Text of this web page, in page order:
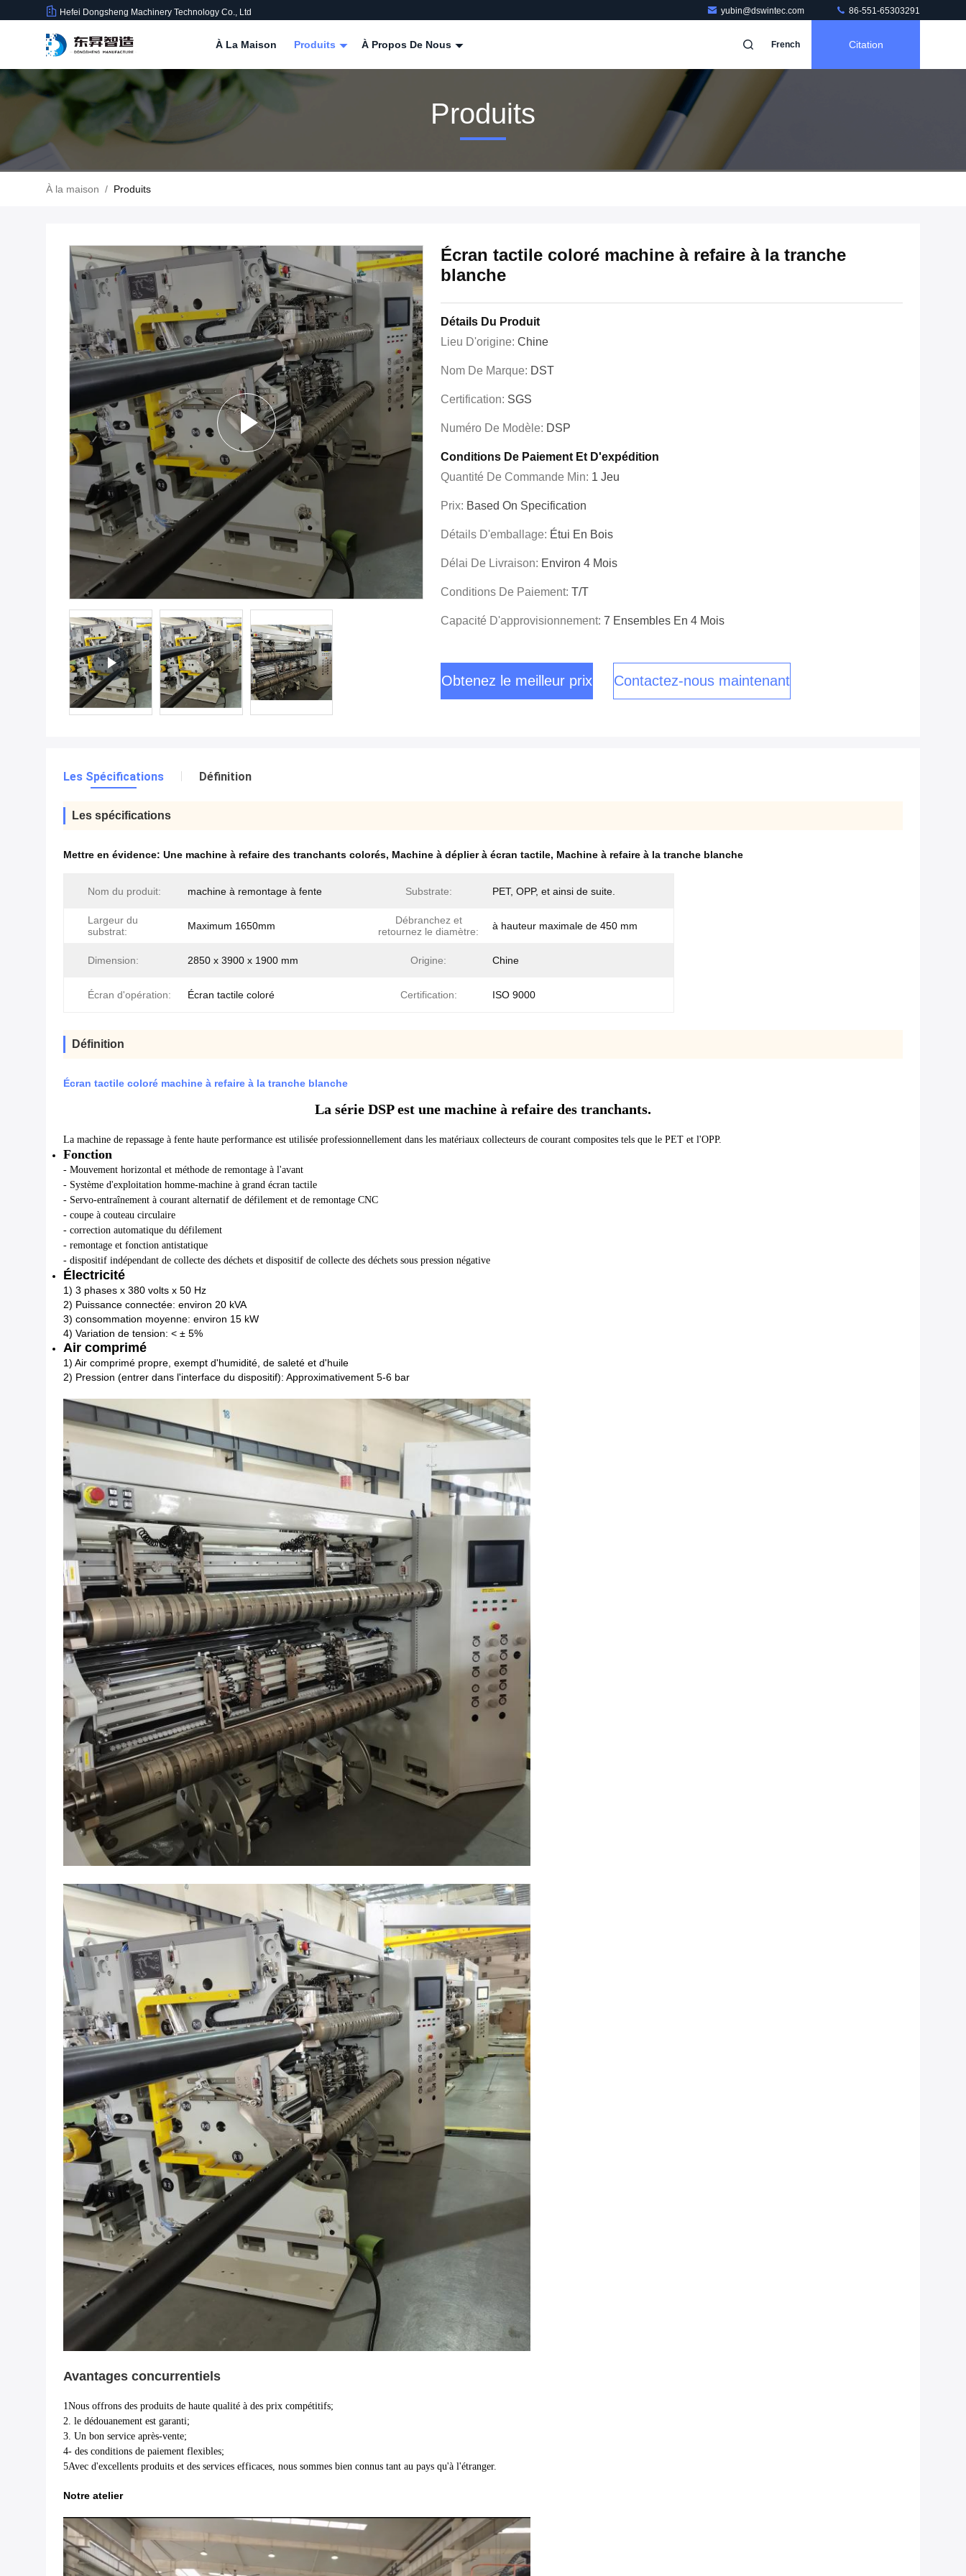
Hefei Dongsheng Machinery Technology Co., Ltd yubin@dswintec.com 86-551-65303291
À La Maison Produits À Propos De Nous French Citation
Produits
À la maison / Produits
Écran tactile coloré machine à refaire à la tranche
blanche
Détails Du Produit
Lieu D'origine: Chine
Nom De Marque: DST
Certification: SGS
Numéro De Modèle: DSP
Conditions De Paiement Et D'expédition
Quantité De Commande Min: 1 Jeu
Prix: Based On Specification
Détails D'emballage: Étui En Bois
Délai De Livraison: Environ 4 Mois
Conditions De Paiement: T/T
Capacité D'approvisionnement: 7 Ensembles En 4 Mois
Obtenez le meilleur prix Contactez-nous maintenant
Les Spécifications Définition
Les spécifications
Mettre en évidence: Une machine à refaire des tranchants colorés, Machine à déplier à écran tactile, Machine à refaire à la tranche blanche
Nom du produit: machine à remontage à fente Substrate: PET, OPP, et ainsi de suite.
Largeur du
substrat:
Maximum 1650mm
Débranchez et
retournez le diamètre:
à hauteur maximale de 450 mm
Dimension: 2850 x 3900 x 1900 mm Origine: Chine
Écran d'opération: Écran tactile coloré Certification: ISO 9000
Définition
Écran tactile coloré machine à refaire à la tranche blanche
La série DSP est une machine à refaire des tranchants.
La machine de repassage à fente haute performance est utilisée professionnellement dans les matériaux collecteurs de courant composites tels que le PET et l'OPP.
Fonction
- Mouvement horizontal et méthode de remontage à l'avant
- Système d'exploitation homme-machine à grand écran tactile
- Servo-entraînement à courant alternatif de défilement et de remontage CNC
- coupe à couteau circulaire
- correction automatique du défilement
- remontage et fonction antistatique
- dispositif indépendant de collecte des déchets et dispositif de collecte des déchets sous pression négative
Électricité
1) 3 phases x 380 volts x 50 Hz
2) Puissance connectée: environ 20 kVA
3) consommation moyenne: environ 15 kW
4) Variation de tension: < ± 5%
Air comprimé
1) Air comprimé propre, exempt d'humidité, de saleté et d'huile
2) Pression (entrer dans l'interface du dispositif): Approximativement 5-6 bar
Avantages concurrentiels
1Nous offrons des produits de haute qualité à des prix compétitifs;
2. le dédouanement est garanti;
3. Un bon service après-vente;
4- des conditions de paiement flexibles;
5Avec d'excellents produits et des services efficaces, nous sommes bien connus tant au pays qu'à l'étranger.
Notre atelier